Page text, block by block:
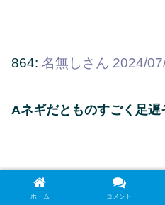
864: 名無しさん 2024/
Aネギだとものすごく足遅
869:名無しさん 2024/
ホーム コメント